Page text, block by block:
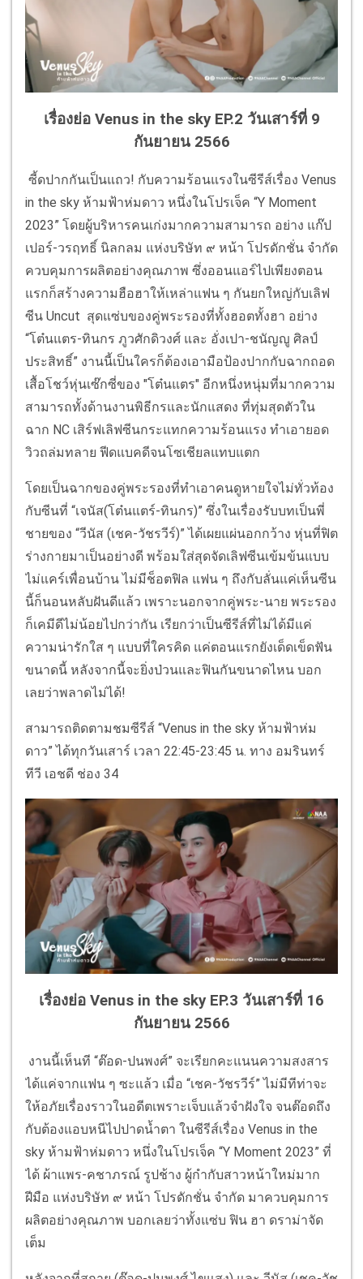
เรื่องย่อ Venus in the sky EP.2 วันเสาร์ที่ 9
กันยายน 2566
ซี้ดปากกันเป็นแถว! กับความร้อนแรงในซีรีส์เรื่อง Venus
in the sky ห้ามฟ้าห่มดาว หนึ่งในโปรเจ็ค “Y Moment
2023” โดยผู้บริหารคนเก่งมากความสามารถ อย่าง แก๊ป
เปอร์-วรฤทธิ์ นิลกลม แห่งบริษัท ๙ หน้า โปรดักชั่น จำกัด
ควบคุมการผลิตอย่างคุณภาพ ซึ่งออนแอร์ไปเพียงตอน
แรกก็สร้างความฮือฮาให้เหล่าแฟน ๆ กันยกใหญ่กับเลิฟ
ซีน Uncut สุดแซ่บของคู่พระรองที่ทั้งฮอตทั้งฮา อย่าง
“โต๋นแตร-ทินกร ภูวศักดิวงศ์ และ อั่งเปา-ชนัญญู ศิลป์
ประสิทธิ์” งานนี้เป็นใครก็ต้องเอามือป้องปากกับฉากถอด
เสื้อโชว์หุ่นเซ๊กซี่ของ "โต๋นแตร" อีกหนึ่งหนุ่มที่มากความ
สามารถทั้งด้านงานพิธีกรและนักแสดง ที่ทุ่มสุดตัวใน
ฉาก NC เสิร์ฟเลิฟซีนกระแทกความร้อนแรง ทำเอายอด
วิวถล่มทลาย ฟีดแบคดีจนโซเชียลแทบแตก
โดยเป็นฉากของคู่พระรองที่ทำเอาคนดูหายใจไม่ทั่วท้อง
กับซีนที่ “เจนัส(โต๋นแตร์-ทินกร)” ซึ่งในเรื่องรับบทเป็นพี่
ชายของ “วีนัส (เชค-วัชรวีร์)” ได้เผยแผ่นอกกว้าง หุ่นที่ฟิต
ร่างกายมาเป็นอย่างดี พร้อมใส่สุดจัดเลิฟซีนเข้มข้นแบบ
ไม่แคร์เพื่อนบ้าน ไม่มีช็อตฟิล แฟน ๆ ถึงกับลั่นแค่เห็นซีน
นี้ก็นอนหลับฝันดีแล้ว เพราะนอกจากคู่พระ-นาย พระรอง
ก็เคมีดีไม่น้อยไปกว่ากัน เรียกว่าเป็นซีรีส์ที่ไม่ได้มีแค่
ความน่ารักใส ๆ แบบที่ใครคิด แค่ตอนแรกยังเด็ดเข็ดฟัน
ขนาดนี้ หลังจากนี้จะยิ่งป่วนและฟินกันขนาดไหน บอก
เลยว่าพลาดไม่ได้!
สามารถติดตามชมซีรีส์ “Venus in the sky ห้ามฟ้าห่ม
ดาว” ได้ทุกวันเสาร์ เวลา 22:45-23:45 น. ทาง อมรินทร์
ทีวี เอชดี ช่อง 34
เรื่องย่อ Venus in the sky EP.3 วันเสาร์ที่ 16
กันยายน 2566
งานนี้เห็นที “ต๊อด-ปนพงศ์” จะเรียกคะแนนความสงสาร
ได้แค่จากแฟน ๆ ซะแล้ว เมื่อ “เชค-วัชรวีร์” ไม่มีทีท่าจะ
ให้อภัยเรื่องราวในอดีตเพราะเจ็บแล้วจำฝังใจ จนต๊อดถึง
กับต้องแอบหนีไปปาดน้ำตา ในซีรีส์เรื่อง Venus in the
sky ห้ามฟ้าห่มดาว หนึ่งในโปรเจ็ค “Y Moment 2023” ที่
ได้ ผ้าแพร-คชาภรณ์ รูปช้าง ผู้กำกับสาวหน้าใหม่มาก
ฝีมือ แห่งบริษัท ๙ หน้า โปรดักชั่น จำกัด มาควบคุมการ
ผลิตอย่างคุณภาพ บอกเลยว่าทั้งแซ่บ ฟิน ฮา ดราม่าจัด
เต็ม